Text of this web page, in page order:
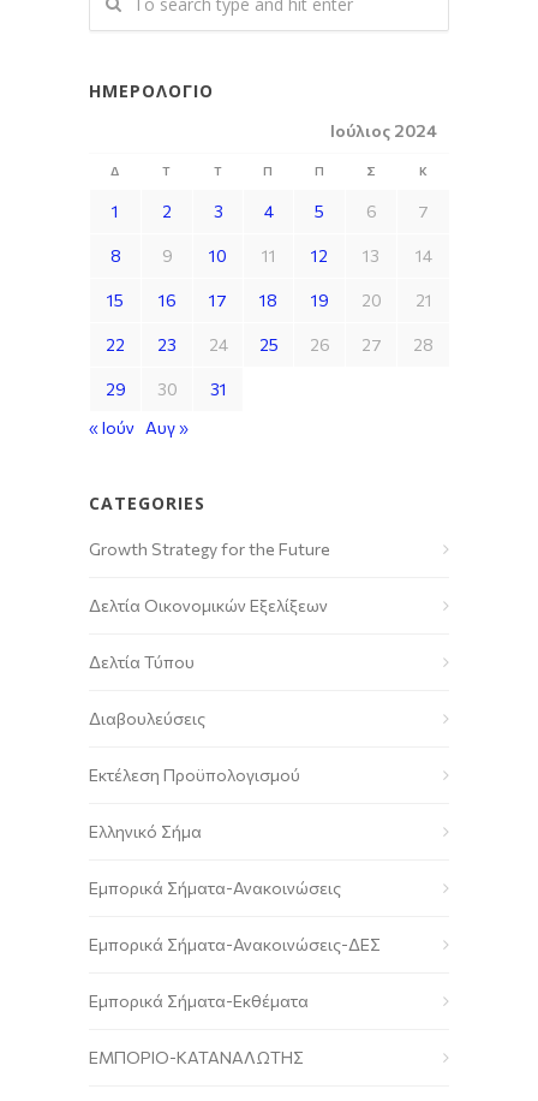
ΗΜΕΡΟΛΌΓΙΟ
Ιούλιος 2024
Δ Τ Τ Π Π Σ Κ
1 2 3 4 5 6 7
8 9 10 11 12 13 14
15 16 17 18 19 20 21
22 23 24 25 26 27 28
29 30
31
« Ιούν Αυγ »
CATEGORIES
Growth Strategy for the Future
Δελτία Οικονομικών Εξελίξεων
Δελτία Τύπου
Διαβουλεύσεις
Εκτέλεση Προϋπολογισμού
Ελληνικό Σήμα
Εμπορικά Σήματα-Ανακοινώσεις
Εμπορικά Σήματα-Ανακοινώσεις-ΔΕΣ
Εμπορικά Σήματα-Εκθέματα
ΕΜΠΟΡΙΟ-ΚΑΤΑΝΑΛΩΤΗΣ